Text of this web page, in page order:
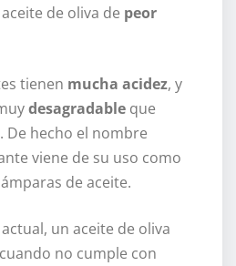
de oliva de peor
tienen mucha acidez, y
desagradable que
De hecho el nombre
viene de su uso como
de aceite.
un aceite de oliva
no cumple con